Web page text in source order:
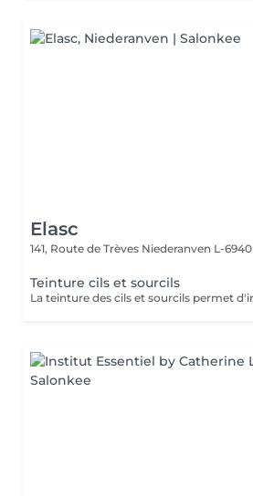
Elasc
141, Route de Trèves Niederanven L-6940
Teinture cils et sourcils